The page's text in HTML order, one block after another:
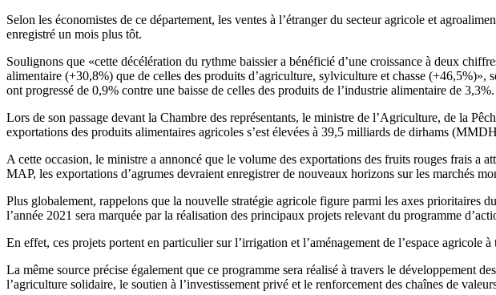
Selon les économistes de ce département, les ventes à l’étranger du secteur agricole et
enregistré un mois plus tôt.
Soulignons que «cette décélération du rythme baissier a bénéficié d’une croissance à deux
alimentaire (+30,8%) que de celles des produits d’agriculture, sylviculture et chasse (+46,5%)»,
ont progressé de 0,9% contre une baisse de celles des produits de l’industrie alimentaire de 3,3%.
Lors de son passage devant la Chambre des représentants, le ministre de l’Agriculture, de la
exportations des produits alimentaires agricoles s’est élevées à 39,5 milliards de dirhams
A cette occasion, le ministre a annoncé que le volume des exportations des fruits rouges frais a
MAP, les exportations d’agrumes devraient enregistrer de nouveaux horizons sur les marchés
Plus globalement, rappelons que la nouvelle stratégie agricole figure parmi les axes prioritaires
l’année 2021 sera marquée par la réalisation des principaux projets relevant du programme
En effet, ces projets portent en particulier sur l’irrigation et l’aménagement de l’espace
La même source précise également que ce programme sera réalisé à travers le
l’agriculture solidaire, le soutien à l’investissement privé et le renforcement des chaînes de